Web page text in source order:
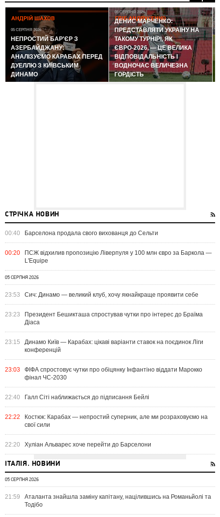
АНДРІЙ ШАХОВ
05 СЕРПНЯ 2026
НЕПРОСТИЙ БАР'ЄР З
АЗЕРБАЙДЖАНУ:
АНАЛІЗУЄМО КАРАБАХ ПЕРЕД
ДУЕЛЛЮ З КИЇВСЬКИМ
ДИНАМО
ГЛІБ АНДРУСЕНКО
05 СЕРПНЯ 2026
ДЕНИС МАРЧЕНКО:
ПРЕДСТАВЛЯТИ УКРАЇНУ НА
ТАКОМУ ТУРНІРІ, ЯК
ЄВРО-2026, — ЦЕ ВЕЛИКА
ВІДПОВІДАЛЬНІСТЬ І
ВОДНОЧАС ВЕЛИЧЕЗНА
ГОРДІСТЬ
СТРІЧКА НОВИН
00:40 Барселона продала свого вихованця до Сельти
00:20
ПСЖ відхилив пропозицію Ліверпуля у 100 млн євро за Баркола —
L'Equipe
05 СЕРПНЯ 2026
23:53 Сич: Динамо — великий клуб, хочу якнайкраще проявити себе
23:23
Президент Бешикташа спростував чутки про інтерес до Браїма
Діаса
23:15
Динамо Київ — Карабах: цікаві варіанти ставок на поєдинок Ліги
конференцій
23:03
ФІФА спростовує чутки про обіцянку Інфантіно віддати Марокко
фінал ЧС-2030
22:40 Галл Сіті наближається до підписання Бейлі
22:22
Костюк: Карабах — непростий суперник, але ми розраховуємо на
свої сили
22:20 Хуліан Альварес хоче перейти до Барселони
ІТАЛІЯ. НОВИНИ
05 СЕРПНЯ 2026
21:59
Аталанта знайшла заміну капітану, націлившись на Романьйолі та
Тодібо